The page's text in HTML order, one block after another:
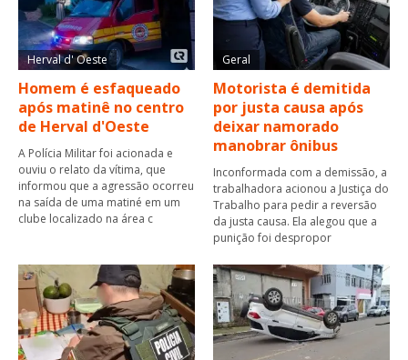
Herval d' Oeste
Homem é esfaqueado
após matinê no centro
de Herval d'Oeste
A Polícia Militar foi acionada e
ouviu o relato da vítima, que
informou que a agressão ocorreu
na saída de uma matiné em um
clube localizado na área c
Geral
Motorista é demitida
por justa causa após
deixar namorado
manobrar ônibus
Inconformada com a demissão, a
trabalhadora acionou a Justiça do
Trabalho para pedir a reversão
da justa causa. Ela alegou que a
punição foi despropor